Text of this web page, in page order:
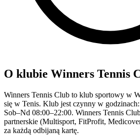
O klubie Winners Tennis
Winners Tennis Club to klub sportowy w
się w Tenis. Klub jest czynny w
Sob–Nd 08:00–22:00. Winners Tennis
partnerskie (Multisport, FitProfit,
za każdą odbijaną kartę.